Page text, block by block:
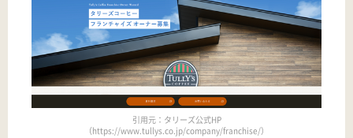
引用元：タリーズ公式HP
（https://www.tullys.co.jp/company/franchise/）